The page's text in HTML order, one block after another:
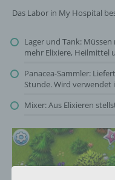
Das Labor in My Hospital
Lager und Tank:
mehr Elixiere, Heilmittel
Panacea-Sammler:
Stunde. Wird verwendet
Mixer: Aus Elixieren